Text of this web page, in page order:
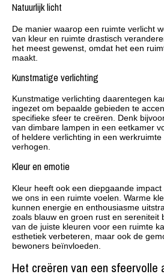
Natuurlijk licht
De manier waarop een ruimte verlicht
van kleur en ruimte drastisch
het meest gewenst, omdat het een
maakt.
Kunstmatige verlichting
Kunstmatige verlichting daarentegen
ingezet om bepaalde gebieden te
specifieke sfeer te creëren. Denk
van dimbare lampen in een eetkamer
of heldere verlichting in een
verhogen.
Kleur en emotie
Kleur heeft ook een diepgaande
we ons in een ruimte voelen. Warme
kunnen energie en enthousiasme
zoals blauw en groen rust en sereniteit
van de juiste kleuren voor een ruimte
esthetiek verbeteren, maar ook de
bewoners beïnvloeden.
Het creëren van een sfeervolle